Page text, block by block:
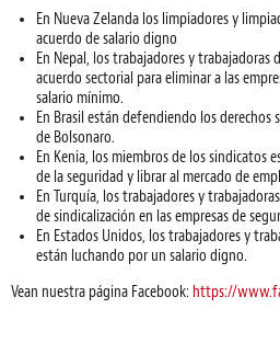
En Nueva Zelanda los limpiadores y
acuerdo de salario digno
En Nepal, los trabajadores y trabajadoras
acuerdo sectorial para eliminar a las
salario mínimo.
En Brasil están defendiendo los derechos
de Bolsonaro.
En Kenia, los miembros de los sindicatos
de la seguridad y librar al mercado de
En Turquía, los trabajadores y
de sindicalización en las empresas de
En Estados Unidos, los trabajadores y
están luchando por un salario digno.
Vean nuestra página Facebook: https://